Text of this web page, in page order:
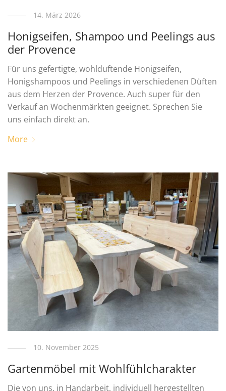
14. März 2026
Honigseifen, Shampoo und Peelings aus
der Provence
Für uns gefertigte, wohlduftende Honigseifen,
Honigshampoos und Peelings in verschiedenen Düften
aus dem Herzen der Provence. Auch super für den
Verkauf an Wochenmärkten geeignet. Sprechen Sie
uns einfach direkt an.
More
10. November 2025
Gartenmöbel mit Wohlfühlcharakter
Die von uns, in Handarbeit, individuell hergestellten